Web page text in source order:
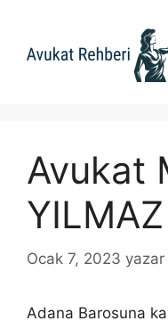
Avukat
YILMAZ
Ocak 7, 2023 yazar
Adana Barosuna